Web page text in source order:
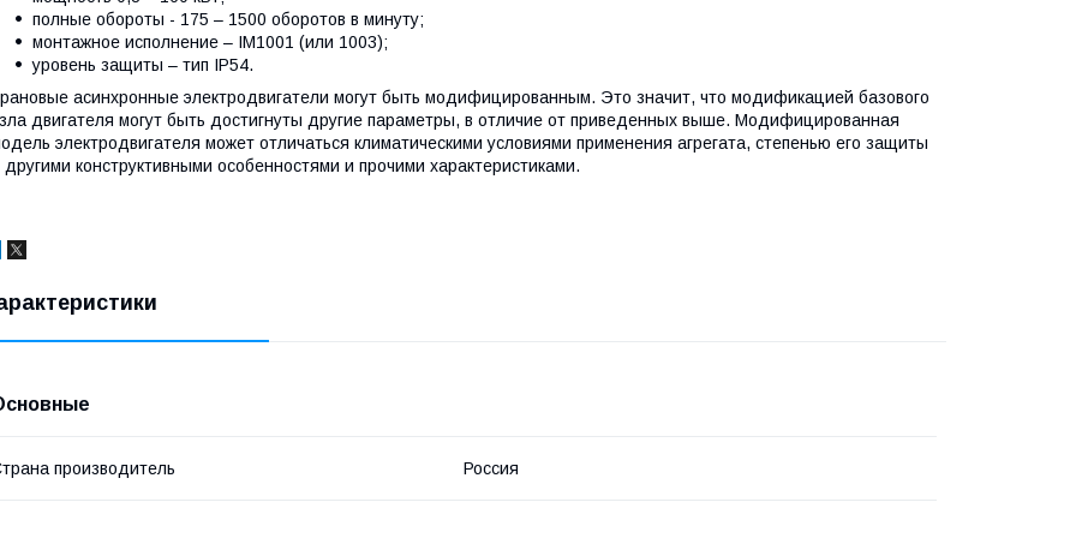
полные обороты - 175 – 1500 оборотов в минуту;
монтажное исполнение – ІМ1001 (или 1003);
уровень защиты – тип IP54.
асинхронные электродвигатели могут быть модифицированным. Это значит, что модификацией базового
двигателя могут быть достигнуты другие параметры, в отличие от приведенных выше. Модифицированная
электродвигателя может отличаться климатическими условиями применения агрегата, степенью его защиты
другими конструктивными особенностями и прочими характеристиками.
производитель Россия